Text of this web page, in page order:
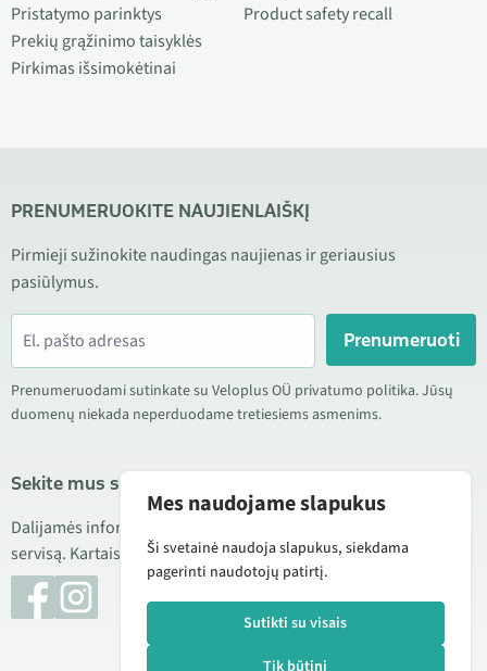
Pristatymo parinktys
Prekių grąžinimo taisyklės
Pirkimas išsimokėtinai
Product safety recall
PRENUMERUOKITE NAUJIENLAIŠKĮ
Pirmieji sužinokite naudingas naujienas ir geriausius
pasiūlymus.
Prenumeruoti
Prenumeruodami sutinkate su Veloplus OÜ privatumo politika. Jūsų
duomenų niekada neperduodame tretiesiems asmenims.
Sekite mus socialiniuose tinkluose
Dalijamės informacija apie geras kainas, naujus produktus ir
servisą. Kartais taip pat publikuojame produktų apžvalgas.
Mes naudojame slapukus
Ši svetainė naudoja slapukus, siekdama
pagerinti naudotojų patirtį.
Sutikti su visais